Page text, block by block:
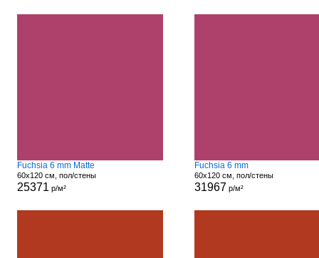
Fuchsia 6 mm Matte
60x120 см, пол/стены
25371 р/м²
Fuchsia 6 mm
60x120 см, пол/стены
31967 р/м²